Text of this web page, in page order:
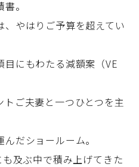
。
やはりご予算を超えてい
にもわたる減額案（VE
ご夫妻と一つひとつを主
だショールーム。
及ぶ中で積み上げてきた